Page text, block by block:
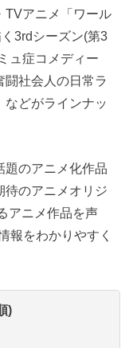
TVアニメ「ワール
3rdシーズン(第3
ュ症コメディー
闘社会人の日常ラ
などがラインナッ
題のアニメ化作品
待のアニメオリジ
アニメ作品を声
報をわかりやすく
)